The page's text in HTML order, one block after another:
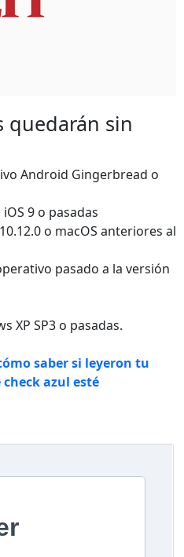
quedarán sin
Android Gingerbread o
9 o pasadas
o macOS anteriores al
pasado a la versión
XP SP3 o pasadas.
saber si leyeron tu
azul esté